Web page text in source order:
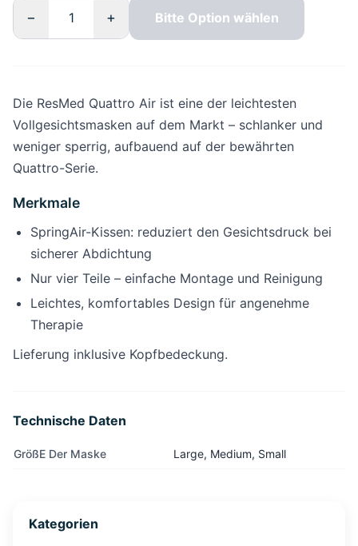
Kategorien
− + Bitte Option wählen
Die ResMed Quattro Air ist eine der leichtesten
Vollgesichtsmasken auf dem Markt – schlanker und
weniger sperrig, aufbauend auf der bewährten
Quattro-Serie.
Merkmale
SpringAir-Kissen: reduziert den Gesichtsdruck bei
sicherer Abdichtung
Nur vier Teile – einfache Montage und Reinigung
Leichtes, komfortables Design für angenehme
Therapie
Lieferung inklusive Kopfbedeckung.
Technische Daten
GrößE Der Maske Large, Medium, Small